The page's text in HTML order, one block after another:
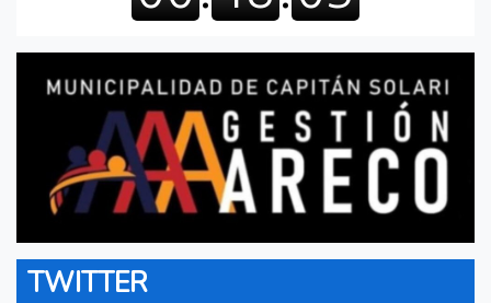
TWITTER